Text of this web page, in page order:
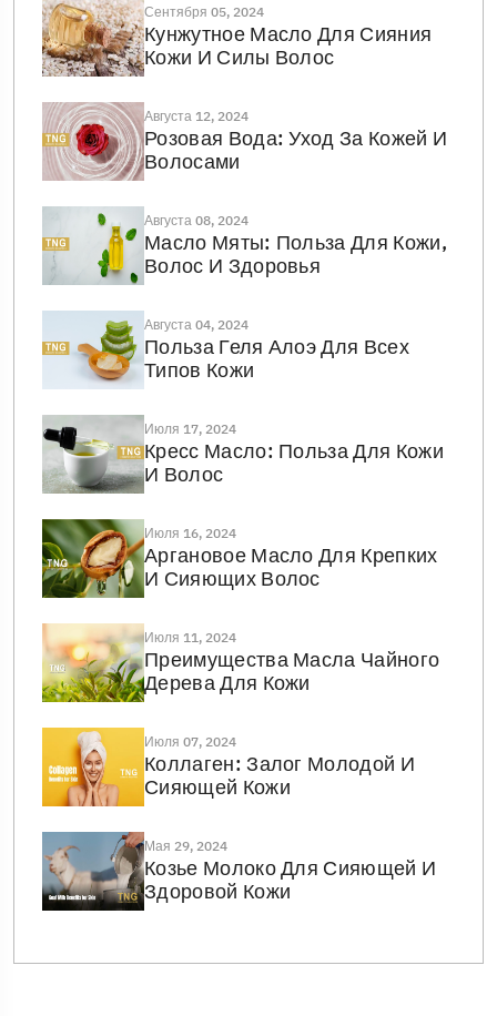
Сентября 05, 2024
Кунжутное Масло Для Сияния
Кожи И Силы Волос
Августа 12, 2024
Розовая Вода: Уход За Кожей И
Волосами
Августа 08, 2024
Масло Мяты: Польза Для Кожи,
Волос И Здоровья
Августа 04, 2024
Польза Геля Алоэ Для Всех
Типов Кожи
Июля 17, 2024
Кресс Масло: Польза Для Кожи
И Волос
Июля 16, 2024
Аргановое Масло Для Крепких
И Сияющих Волос
Июля 11, 2024
Преимущества Масла Чайного
Дерева Для Кожи
Июля 07, 2024
Коллаген: Залог Молодой И
Сияющей Кожи
Мая 29, 2024
Козье Молоко Для Сияющей И
Здоровой Кожи